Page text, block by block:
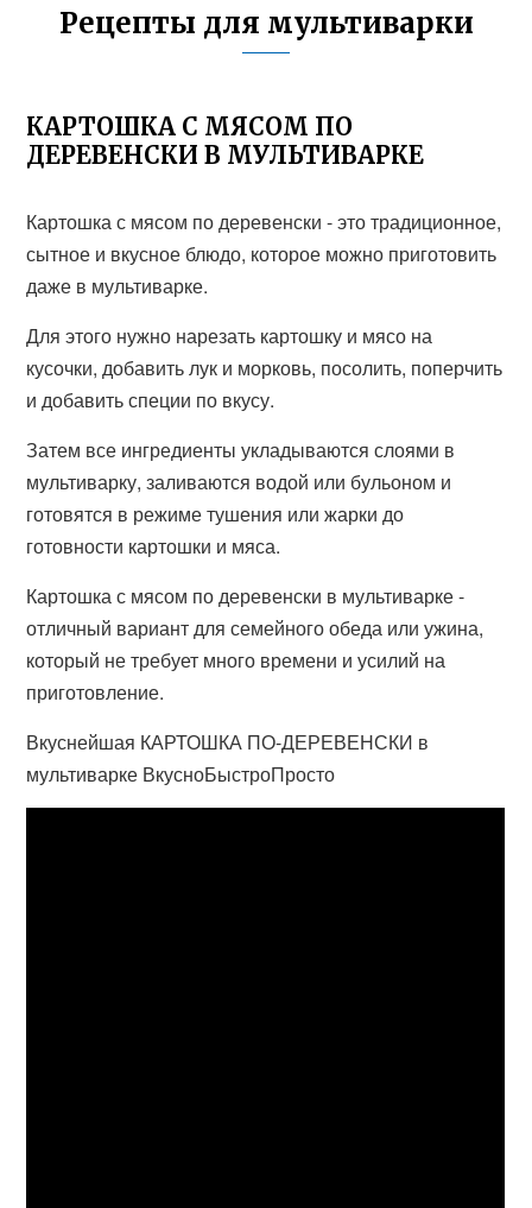
Рецепты для мультиварки
КАРТОШКА С МЯСОМ ПО
ДЕРЕВЕНСКИ В МУЛЬТИВАРКЕ
Картошка с мясом по деревенски - это традиционное,
сытное и вкусное блюдо, которое можно приготовить
даже в мультиварке.
Для этого нужно нарезать картошку и мясо на
кусочки, добавить лук и морковь, посолить, поперчить
и добавить специи по вкусу.
Затем все ингредиенты укладываются слоями в
мультиварку, заливаются водой или бульоном и
готовятся в режиме тушения или жарки до
готовности картошки и мяса.
Картошка с мясом по деревенски в мультиварке -
отличный вариант для семейного обеда или ужина,
который не требует много времени и усилий на
приготовление.
Вкуснейшая КАРТОШКА ПО-ДЕРЕВЕНСКИ в
мультиварке ВкусноБыстроПросто